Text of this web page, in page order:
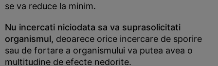
se va reduce la minim.
Nu incercati niciodata sa va suprasolicitati
organismul, deoarece orice incercare de sporire
sau de fortare a organismului va putea avea o
multitudine de efecte nedorite.